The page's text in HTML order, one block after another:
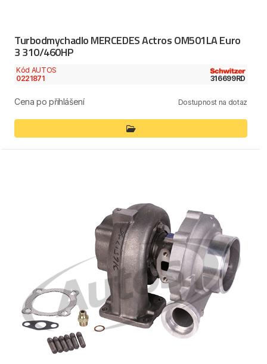
Turbodmychadlo MERCEDES Actros OM501LA Euro
3 310/460HP
Kód AUTOS
0221871
316699RD
Cena po přihlášení Dostupnost na dotaz